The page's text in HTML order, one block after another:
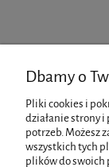
Dbamy o
Pliki cookies i
działanie strony
potrzeb. Możesz
wszystkich tych
plików do swoich